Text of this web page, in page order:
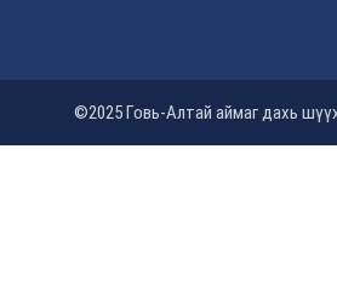
©2025 Говь-Алтай аймаг дахь